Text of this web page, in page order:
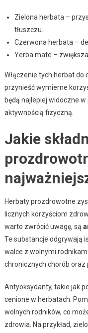
Zielona herbata –
tłuszczu.
Czerwona herbata –
Yerba mate –
Włączenie tych herbat
przynieść wymierne
będą najlepiej widoczne
aktywnością fizyczną.
Jakie
Herbaty prozdrowotne
licznych korzyściom
warto zwrócić uwagę, są
Te substancje odgrywają
walce z wolnymi
chronicznych chorób oraz
Antyoksydanty, takie jak
cenione w herbatach.
wolnych rodników, co
zdrowia. Na przykład,